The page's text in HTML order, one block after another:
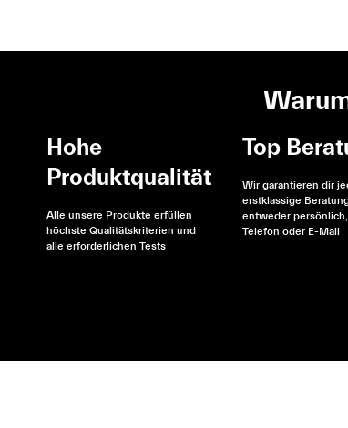
Hohe
Produktqualität
Alle unsere Produkte erfüllen
höchste Qualitätskriterien und
alle erforderlichen Tests
Top
Wir garantieren dir
erstklassige
entweder
Telefon oder E-Mail